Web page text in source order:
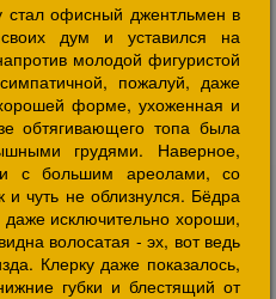
офисный джентльмен в
дум и уставился на
молодой фигуристой
пожалуй, даже
форме, ухоженная и
обтягивающего топа была
грудями. Наверное,
с большим ареолами, со
чуть не облизнулся. Бёдра
исключительно хороши,
волосатая - эх, вот ведь
Клерку даже показалось,
губки и блестящий от